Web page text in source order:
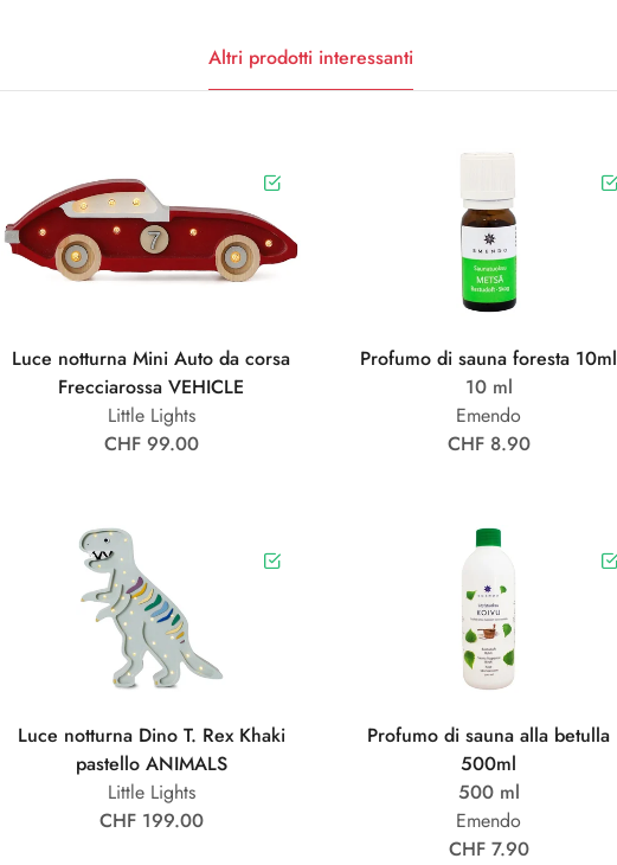
Altri prodotti interessanti
Luce notturna Mini Auto da corsa
Frecciarossa VEHICLE
Little Lights
CHF 99.00
Profumo di sauna foresta 10ml
10 ml
Emendo
CHF 8.90
Luce notturna Dino T. Rex Khaki
pastello ANIMALS
Little Lights
CHF 199.00
Profumo di sauna alla betulla
500ml
500 ml
Emendo
CHF 7.90